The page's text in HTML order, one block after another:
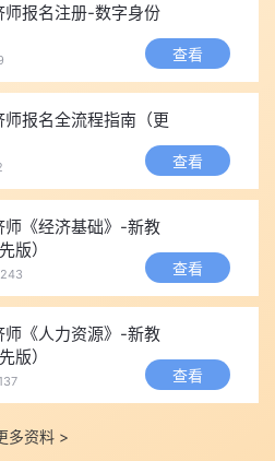
核心，稳稳拿基础分
、核心保留”的章节标为★★★
酬、劳动关系
、财务、市场
在直接学、反复练，基础分稳稳拿
新增 / 调整，抓当年高频考点
更新、案例修改内容
先理解、记忆、做配套题
，避免记混旧内容
学，一次上岸
预测学不变核心，搭框架、刷基础题
报名注册-数字身份
查看
报名全流程指南（更
查看
《经济基础》-新教
版）
查看
《人力资源》-新教
版）
查看
多资料 >